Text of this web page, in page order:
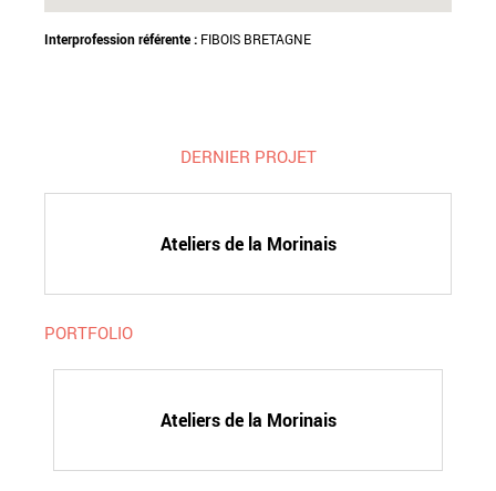
Interprofession référente : FIBOIS BRETAGNE
DERNIER PROJET
Ateliers de la Morinais
PORTFOLIO
Ateliers de la Morinais